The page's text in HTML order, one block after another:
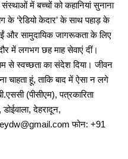
में बच्चों को कहानियां सुनाना
‘रेडियो केदार’ के साथ पहाड़ के
और सामुदायिक जागरूकता के लिए
में लगभग छह माह सेवाएं दीं।
से स्वच्छता का संदेश दिया। जीवन
चाहता हूं, ताकि बाद में ऐसा न लगे
(पीसीएम), पत्रकारिता
देहरादून,
फोन: +91